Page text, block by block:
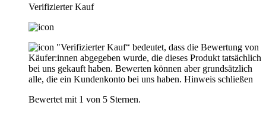
Verifizierter Kauf
"Verifizierter Kauf“ bedeutet, dass die Bewertung von
Käufer:innen abgegeben wurde, die dieses Produkt tatsächlich
bei uns gekauft haben. Bewerten können aber grundsätzlich
alle, die ein Kundenkonto bei uns haben. Hinweis schließen
Bewertet mit 1 von 5 Sternen.